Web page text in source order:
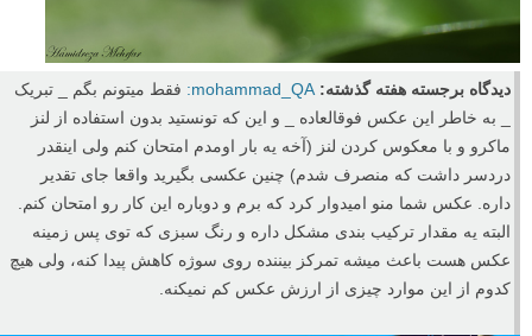
دیدگاه برجسته هفته گذشته: mohammad_QA:
فقط میتونم بگم _ تبریک
_ به خاطر این عکس فوقالعاده _ و این که تونستید بدون استفاده از لنز
ماکرو و با معکوس کردن لنز (آخه یه بار اومدم امتحان کنم ولی اینقدر
دردسر داشت که منصرف شدم) چنین عکسی بگیرید واقعا جای تقدیر
داره. عکس شما منو امیدوار کرد که برم و دوباره این کار رو امتحان کنم.
البته یه مقدار ترکیب بندی مشکل داره و رنگ سبزی که توی پس زمینه
عکس هست باعث میشه تمرکز بیننده روی سوژه کاهش پیدا کنه، ولی هیچ
کدوم از این موارد چیزی از ارزش عکس کم نمیکنه.